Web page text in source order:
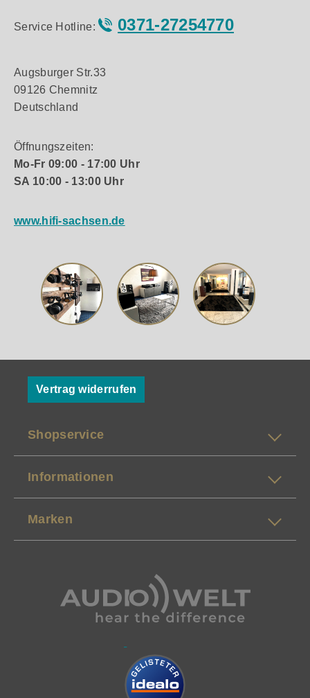
Service Hotline: 0371-27254770
Augsburger Str.33
09126 Chemnitz
Deutschland
Öffnungszeiten:
Mo-Fr 09:00 - 17:00 Uhr
SA 10:00 - 13:00 Uhr
www.hifi-sachsen.de
Vertrag widerrufen
Shopservice
Informationen
Marken